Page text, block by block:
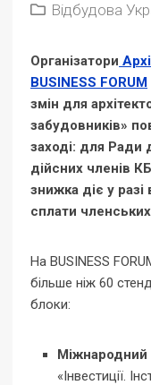
Відбудова
Організатори
BUSINESS FORUM
змін для
забудовників»
заході: для Ради
дійсних членів
знижка діє у разі
сплати
На BUSINESS
більше ніж 60
блоки:
Міжнародний
«Інвестиції.